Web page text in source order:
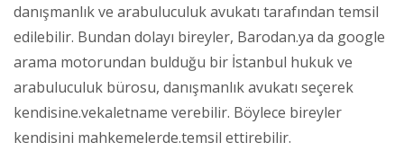
danışmanlık ve arabuluculuk avukatı tarafından temsil
edilebilir. Bundan dolayı bireyler, Barodan.ya da google
arama motorundan bulduğu bir İstanbul hukuk ve
arabuluculuk bürosu, danışmanlık avukatı seçerek
kendisine.vekaletname verebilir. Böylece bireyler
kendisini mahkemelerde.temsil ettirebilir.